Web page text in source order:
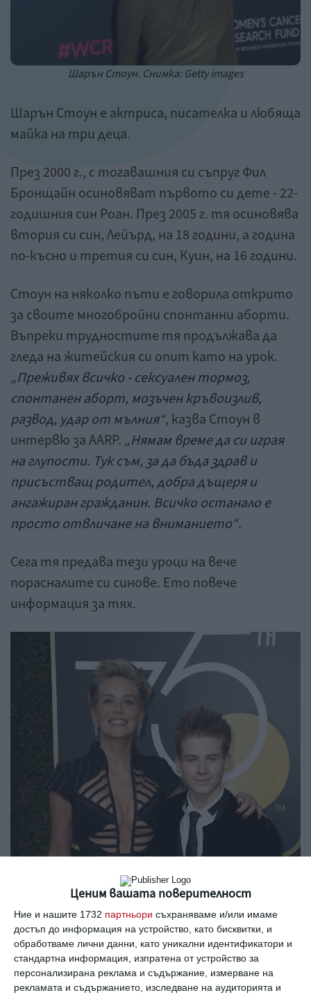
Ценим вашата поверителност
Ние и нашите 1732 партньори съхраняваме и/или имаме
достъп до информация на устройство, като бисквитки, и
обработваме лични данни, като уникални идентификатори и
стандартна информация, изпратена от устройство за
персонализирана реклама и съдържание, измерване на
рекламата и съдържанието, изследване на аудиторията и
Шарън Стоун. Снимка: Getty images
Шарън Стоун е актриса, писателка и любяща
майка на три деца.
През 2000 г., с тогавашния си съпруг Фил
Бронщайн осиновяват първото си дете - 22-
годишния син Роан. През 2005 г. тя осиновява
втория си син, Лейърд, на 18 години, а година
по-късно и третия си син, Куин, на 16 години.
Стоун на няколко пъти е говорила открито
за своите многобройни спонтанни аборти.
Въпреки трудностите тя продължава да
гледа на житейския си опит като на урок.
„Преживях всичко - сексуален тормоз,
спонтанен аборт, мозъчен кръвоизлив,
развод, удар от мълния“, казва Стоун в
интервю за AARP. „Нямам време да си играя
на глупости. Тук съм, за да бъда здрав и
присъстващ родител, добра дъщеря и
ангажиран гражданин. Всичко останало е
просто отвличане на вниманието“.
Сега тя предава тези уроци на вече
порасналите си синове. Ето повече
информация за тях.